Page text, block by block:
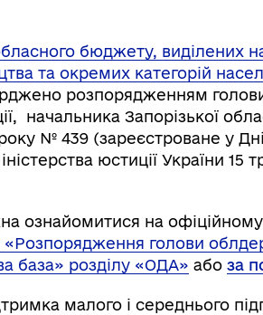
бюджету, виділених
та окремих категорій
розпорядженням голови
начальника Запорізької
року № 439 (зареєстроване у
юстиції України 15
ознайомитися на офіційному
«Розпорядження голови
база» розділу «ОДА» або за
малого і середнього